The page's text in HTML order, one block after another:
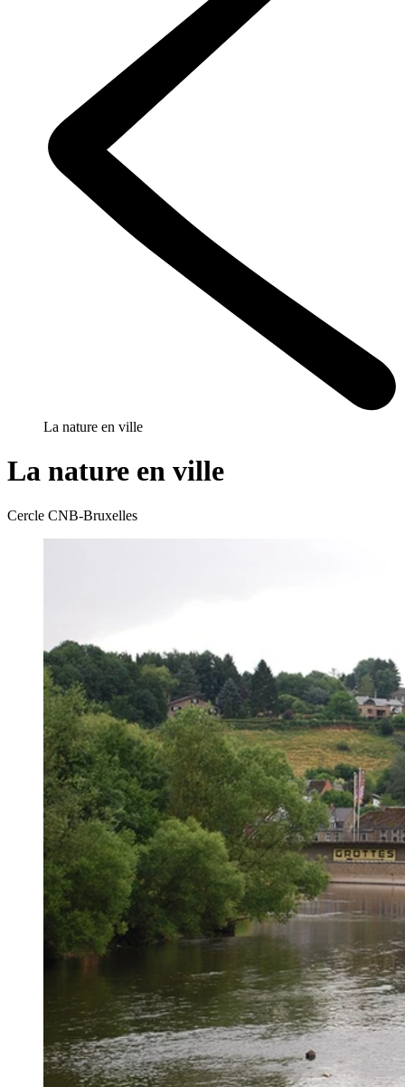
La nature en ville
La nature en ville
Cercle CNB-Bruxelles